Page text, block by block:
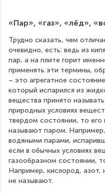
«Пар», «газ», «лёд»,
Трудно сказать, чем
очевидно, есть: ведь из
пар, а на плите горит
применять эти термины,
– это агрегатное
который испарился из
вещества принято
природных условиях
твердом состоянии, то его
называют паром.
водяными парами,
если в обычных условиях
газообразном состоянии,
Например, кислород, азот,
не называют.